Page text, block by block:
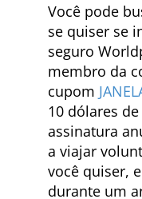
Você pode
se quiser se
seguro
membro da
cupom
10 dólares
assinatura
a viajar
você quiser,
durante um